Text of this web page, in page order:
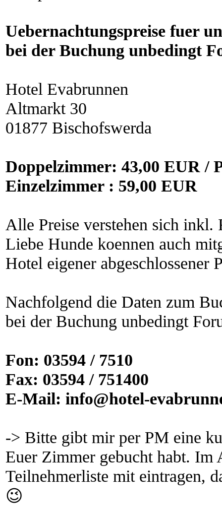
Uebernachtungspreise fuer
bei der Buchung unbedingt
Hotel Evabrunnen
Altmarkt 30
01877 Bischofswerda
Doppelzimmer: 43,00 EUR /
Einzelzimmer : 59,00 EUR
Alle Preise verstehen sich inkl.
Liebe Hunde koennen auch
Hotel eigener
Nachfolgend die Daten zum
bei der Buchung unbedingt
Fon: 03594 / 7510
Fax: 03594 / 751400
E-Mail: info@hotel-
-> Bitte gibt mir per PM eine
Euer Zimmer gebucht habt. Im
Teilnehmerliste mit eintragen,
😉